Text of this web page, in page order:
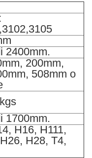
2400mm.
200mm,
508mm o
1700mm.
H16, H111,
H28, T4,